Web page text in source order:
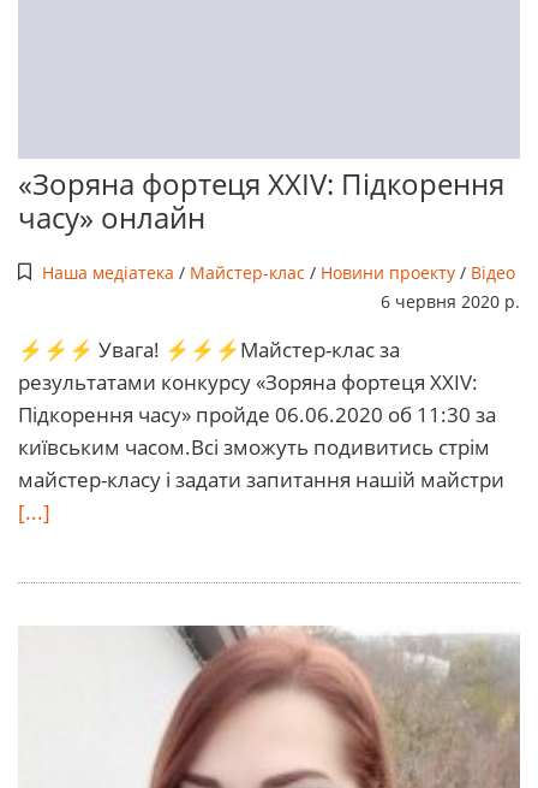
«Зоряна фортеця XXIV: Підкорення
часу» онлайн
Наша медіатека / Майстер-клас / Новини проекту/ Відео
6 червня 2020 р.
⚡️⚡️⚡️ Увага! ⚡️⚡️⚡Майстер-клас за
результатами конкурсу «Зоряна фортеця XXIV:
Підкорення часу» пройде 06.06.2020 об 11:30 за
київським часом.Всі зможуть подивитись стрім
майстер-класу і задати запитання нашій майстри
[...]